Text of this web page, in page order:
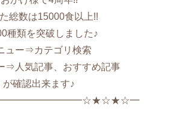
総数は15000食以上!!
種類を突破しました♪
ュー⇒カテゴリ検索
⇒人気記事、おすすめ記事
が確認出来ます♪